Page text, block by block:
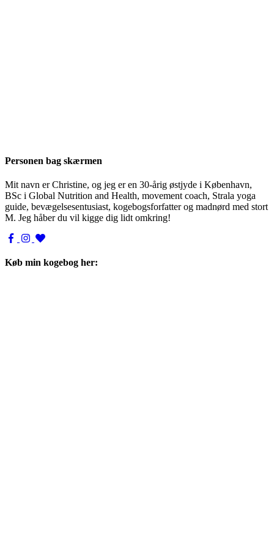
Personen bag skærmen
Mit navn er Christine, og jeg er en 30-årig østjyde i København,
BSc i Global Nutrition and Health, movement coach, Strala yoga
guide, bevægelsesentusiast, kogebogsforfatter og madnørd med stort
M. Jeg håber du vil kigge dig lidt omkring!
Køb min kogebog her: